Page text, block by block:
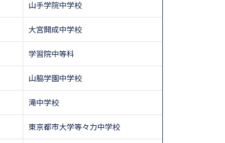
山手学院中学校
大宮開成中学校
学習院中等科
山脇学園中学校
滝中学校
東京都市大学等々力中学校